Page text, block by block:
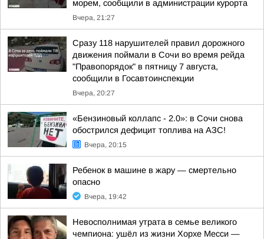
морем, сообщили в администрации курорта
Вчера, 21:27
Сразу 118 нарушителей правил дорожного
движения поймали в Сочи во время рейда
"Правопорядок" в пятницу 7 августа,
сообщили в Госавтоинспекции
Вчера, 20:27
«Бензиновый коллапс - 2.0»: в Сочи снова
обострился дефицит топлива на АЗС!
Вчера, 20:15
Ребенок в машине в жару — смертельно
опасно
Вчера, 19:42
Невосполнимая утрата в семье великого
чемпиона: ушёл из жизни Хорхе Месси —